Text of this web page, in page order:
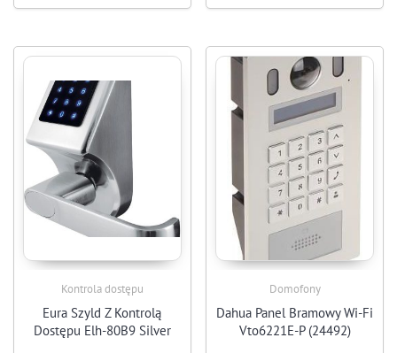
Kontrola dostępu
Eura Szyld Z Kontrolą
Dostępu Elh-80B9 Silver
Domofony
Dahua Panel Bramowy Wi-Fi
Vto6221E-P (24492)